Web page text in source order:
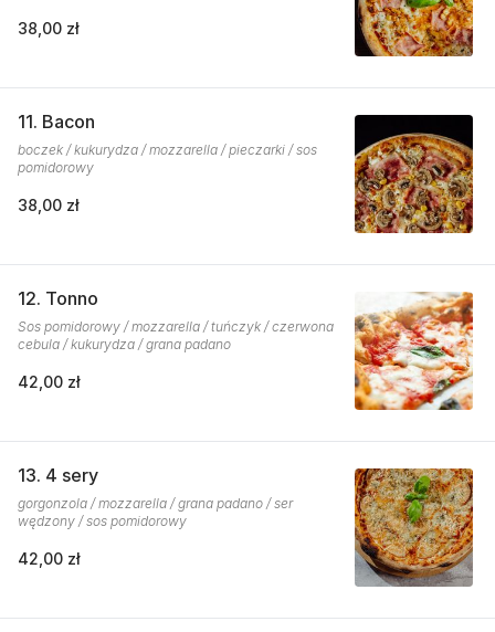
38,00 zł
11. Bacon
boczek / kukurydza / mozzarella / pieczarki / sos
pomidorowy
38,00 zł
12. Tonno
Sos pomidorowy / mozzarella / tuńczyk / czerwona
cebula / kukurydza / grana padano
42,00 zł
13. 4 sery
gorgonzola / mozzarella / grana padano / ser
wędzony / sos pomidorowy
42,00 zł